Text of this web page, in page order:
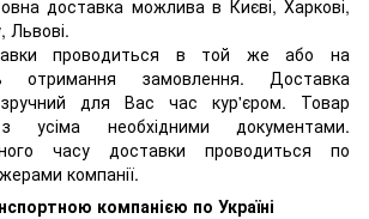
доставка можлива в Києві, Харкові,
Львові.
проводиться в той же або на
отримання замовлення. Доставка
для Вас час кур'єром. Товар
усіма необхідними документами.
часу доставки проводиться по
компанії.
компанією по Україні